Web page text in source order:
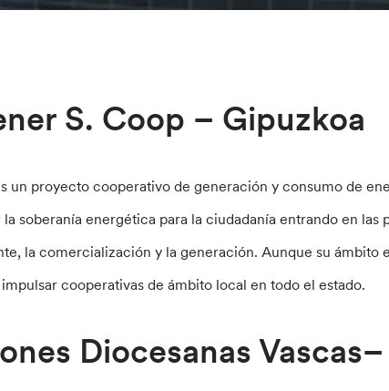
S. Coop – Gipuzkoa
un proyecto cooperativo de generación y consumo de
soberanía energética para la ciudadanía entrando en
la comercialización y la generación. Aunque su ámbito
impulsar cooperativas de ámbito local en todo el estado.
Diocesanas